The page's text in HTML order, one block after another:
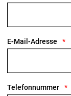
E-Mail-Adresse
Telefonnummer